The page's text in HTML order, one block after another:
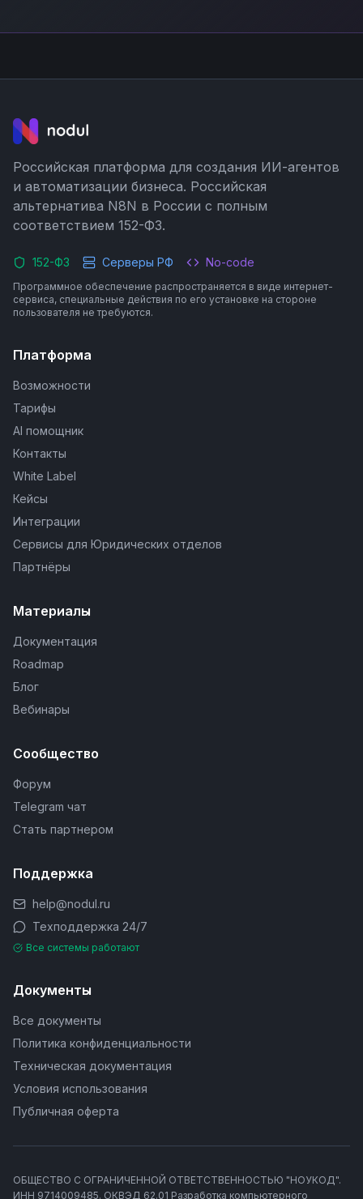
Российская платформа для создания ИИ-агентов
и автоматизации бизнеса. Российская
альтернатива N8N в России с полным
соответствием 152-ФЗ.
152-ФЗ Серверы РФ No-code
Программное обеспечение распространяется в виде интернет-
сервиса, специальные действия по его установке на стороне
пользователя не требуются.
Платформа
Возможности
Тарифы
AI помощник
Контакты
White Label
Кейсы
Интеграции
Сервисы для Юридических отделов
Партнёры
Материалы
Документация
Roadmap
Блог
Вебинары
Сообщество
Форум
Telegram чат
Стать партнером
Поддержка
help@nodul.ru
Техподдержка 24/7
Все системы работают
Документы
Все документы
Политика конфиденциальности
Техническая документация
Условия использования
Публичная оферта
ОБЩЕСТВО С ОГРАНИЧЕННОЙ ОТВЕТСТВЕННОСТЬЮ "НОУКОД".
ИНН 9714009485. ОКВЭД 62.01 Разработка компьютерного